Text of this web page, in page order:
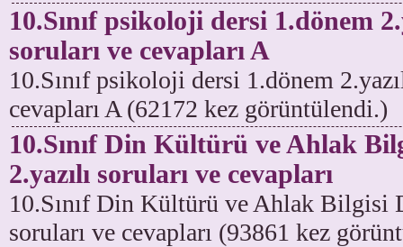
10.Sınıf psikoloji dersi 1.dönem
soruları ve cevapları A
10.Sınıf psikoloji dersi 1.dönem
cevapları A (62172 kez görüntülendi.)
10.Sınıf Din Kültürü ve Ahlak
2.yazılı soruları ve cevapları
10.Sınıf Din Kültürü ve Ahlak Bilgisi
soruları ve cevapları (93861 kez